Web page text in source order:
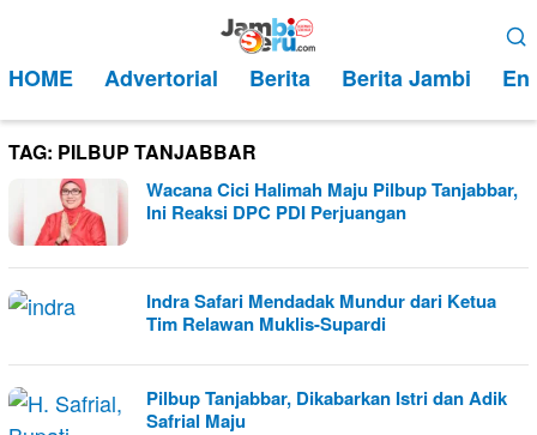
kontenMobile
HOME Advertorial Berita Berita Jambi
TAG: PILBUP TANJABBAR
Wacana Cici Halimah Maju Pilbup Tanjabbar,
Ini Reaksi DPC PDI Perjuangan
Indra Safari Mendadak Mundur dari Ketua
Tim Relawan Muklis-Supardi
Pilbup Tanjabbar, Dikabarkan Istri dan Adik
Safrial Maju